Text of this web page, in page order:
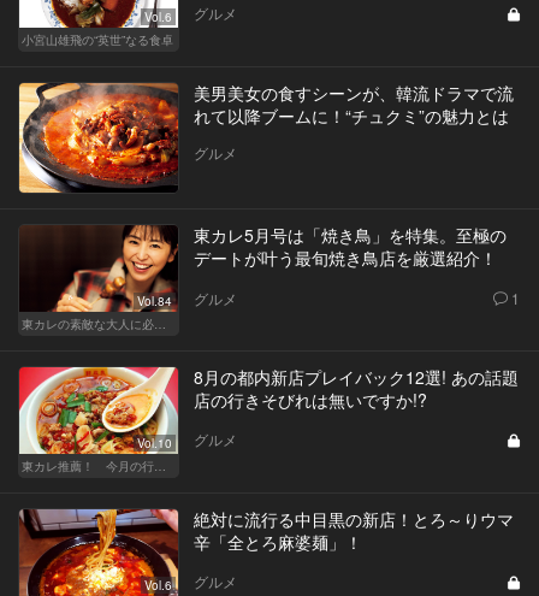
Vol.6
小宮山雄飛の“英世”なる食卓
グルメ
美男美女の食すシーンが、韓流ドラマで流
れて以降ブームに！“チュクミ”の魅力とは
グルメ
Vol.84
東カレの素敵な大人に必要なこと
東カレ5月号は「焼き鳥」を特集。至極の
デートが叶う最旬焼き鳥店を厳選紹介！
グルメ 1
Vol.10
東カレ推薦！ 今月の行くべき店
8月の都内新店プレイバック12選! あの話題
店の行きそびれは無いですか!?
グルメ
Vol.6
絶対に流行る中目黒の新店！とろ～りウマ
辛「全とろ麻婆麺」！
グルメ